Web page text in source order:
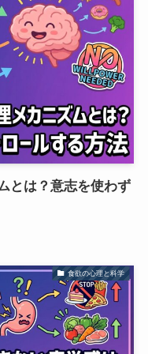
とは？意志を使わず
食欲の心理と科学